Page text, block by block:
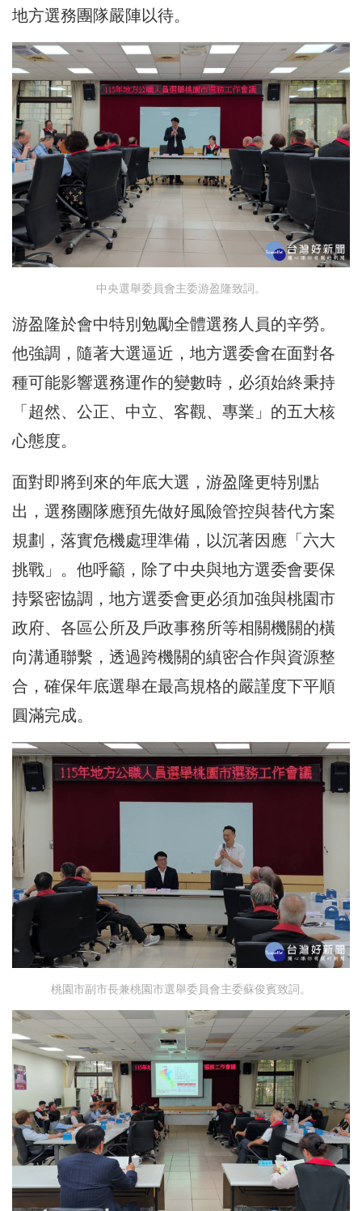
地方選務團隊嚴陣以待。
中央選舉委員會主委游盈隆致詞。
游盈隆於會中特別勉勵全體選務人員的辛勞。
他強調，隨著大選逼近，地方選委會在面對各
種可能影響選務運作的變數時，必須始終秉持
「超然、公正、中立、客觀、專業」的五大核
心態度。
面對即將到來的年底大選，游盈隆更特別點
出，選務團隊應預先做好風險管控與替代方案
規劃，落實危機處理準備，以沉著因應「六大
挑戰」。他呼籲，除了中央與地方選委會要保
持緊密協調，地方選委會更必須加強與桃園市
政府、各區公所及戶政事務所等相關機關的橫
向溝通聯繫，透過跨機關的縝密合作與資源整
合，確保年底選舉在最高規格的嚴謹度下平順
圓滿完成。
桃園市副市長兼桃園市選舉委員會主委蘇俊賓致詞。